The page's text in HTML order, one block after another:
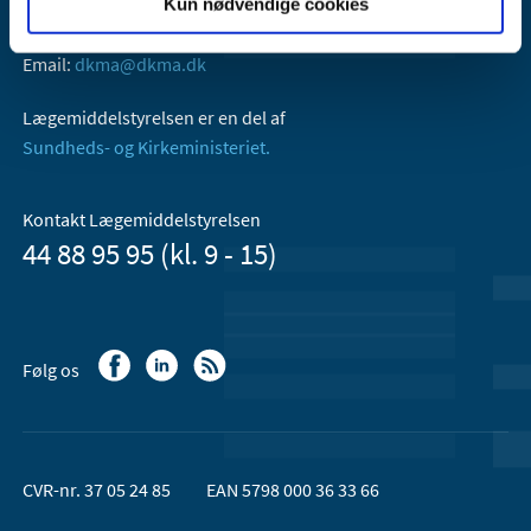
Axel Heides Gade 1
2300 København S
Email: dkma@dkma.dk
Lægemiddelstyrelsen er en del af
Sundheds- og Kirkeministeriet.
Kontakt Lægemiddelstyrelsen
44 88 95 95 (kl. 9 - 15)
Følg os
CVR-nr. 37 05 24 85 EAN 5798 000 36 33 66